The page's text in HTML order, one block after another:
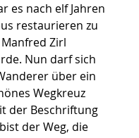
es nach elf Jahren
restaurieren zu
Zirl
Nun darf sich
über ein
Wegkreuz
der Beschriftung